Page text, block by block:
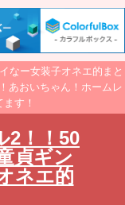
なー女装子オネエ的まと
あおいちゃん！ホームレ
す！
2！！50
貞ギン
ネエ的